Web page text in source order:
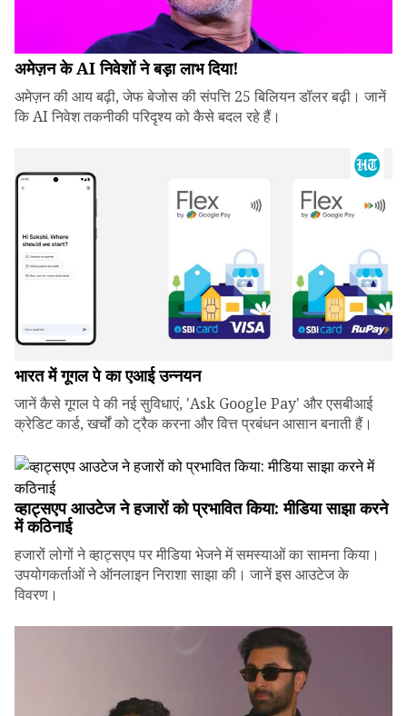
अमेज़न के AI निवेशों ने बड़ा लाभ दिया!
अमेज़न की आय बढ़ी, जेफ बेजोस की संपत्ति 25 बिलियन डॉलर बढ़ी। जानें
कि AI निवेश तकनीकी परिदृश्य को कैसे बदल रहे हैं।
भारत में गूगल पे का एआई उन्नयन
जानें कैसे गूगल पे की नई सुविधाएं, 'Ask Google Pay' और एसबीआई
क्रेडिट कार्ड, खर्चों को ट्रैक करना और वित्त प्रबंधन आसान बनाती हैं।
व्हाट्सएप आउटेज ने हजारों को प्रभावित किया: मीडिया साझा करने
में कठिनाई
हजारों लोगों ने व्हाट्सएप पर मीडिया भेजने में समस्याओं का सामना किया।
उपयोगकर्ताओं ने ऑनलाइन निराशा साझा की। जानें इस आउटेज के
विवरण।